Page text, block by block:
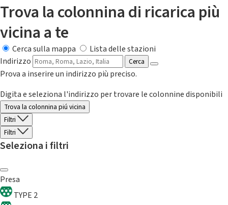
Trova la colonnina di ricarica più
vicina a te
Cerca sulla mappa
Lista delle stazioni
Indirizzo
Cerca
Prova a inserire un indirizzo più preciso.
Digita e seleziona l'indirizzo per trovare le colonnine disponibili
Trova la colonnina piú vicina
Filtri
Filtri
Seleziona i filtri
Presa
TYPE 2